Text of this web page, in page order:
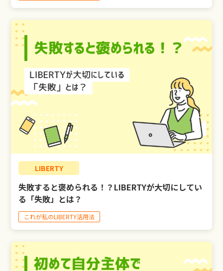
LIBERTY
失敗すると褒められる！？LIBERTYが大切にしてい
る「失敗」とは？
これが私のLIBERTY活用法